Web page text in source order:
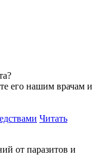
его нашим врачам и
Читать
от паразитов и